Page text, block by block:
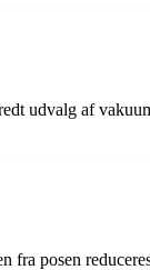
udvalg af
posen